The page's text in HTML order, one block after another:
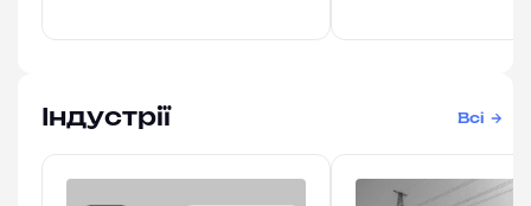
Індустрії Всі